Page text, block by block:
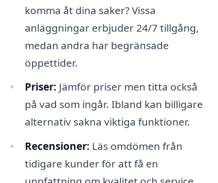
komma åt dina saker? Vissa
anläggningar erbjuder 24/7 tillgång,
medan andra har begränsade
öppettider.
Priser: Jämför priser men titta också
på vad som ingår. Ibland kan billigare
alternativ sakna viktiga funktioner.
Recensioner: Läs omdömen från
tidigare kunder för att få en